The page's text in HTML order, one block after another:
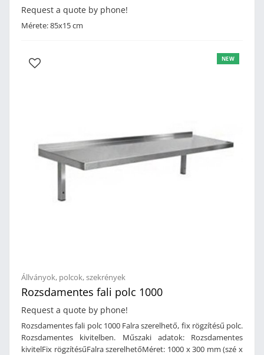
Request a quote by phone!
Mérete: 85x15 cm
Állványok, polcok, szekrények
Rozsdamentes fali polc 1000
Request a quote by phone!
Rozsdamentes fali polc 1000 Falra szerelhető, fix rögzítésű polc.
Rozsdamentes kivitelben. Műszaki adatok: Rozsdamentes
kivitelFix rögzítésűFalra szerelhetőMéret: 1000 x 300 mm (szé x
NEW